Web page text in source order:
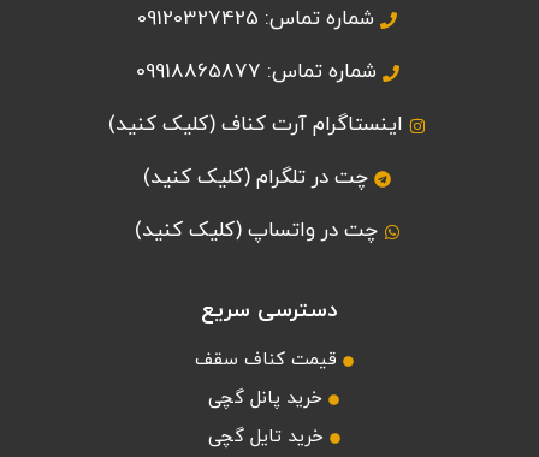
شماره تماس: 09120327425
شماره تماس: 09918865877
اینستاگرام آرت کناف (کلیک کنید)
چت در تلگرام (کلیک کنید)
چت در واتساپ (کلیک کنید)
دسترسی سریع
قیمت کناف سقف
خرید پانل گچی
خرید تایل گچی